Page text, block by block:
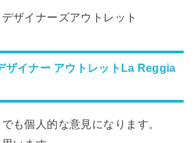
ザイナーズアウトレット
ザイナー アウトレットLa Reggia
も個人的な意見になります。